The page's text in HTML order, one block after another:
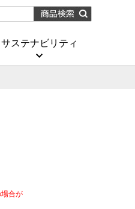
サステナビリティ
合が